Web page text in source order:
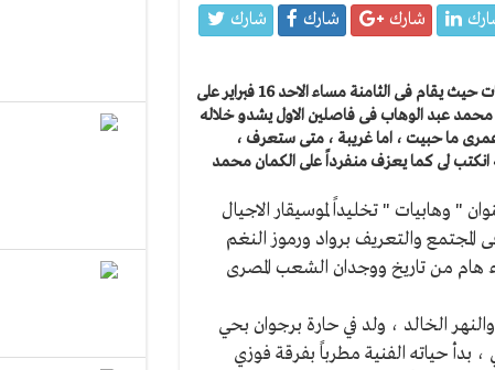
شارك شارك شارك
تواصل الفرقة القومية العربية بقيادة المايسترو سليم سحاب سلسلة حفلات وهابيات حيث يقام فى الثامنة مساء الاحد 16 فبراير على
عبد الوهاب فى فاصلين الاول يشدو خلاله
عمرى ما حبيت ، اما غريبة ، متى ستعرف ،
انكتب لى كما يعزف منفرداً على الكمان محمد
" وهابيات " تخليداً لموسيقار الاجيال
والتعريف برواد ورموز النغم
هام من تاريخ ووجدان الشعب المصرى
الخالد ، ولد في حارة برجوان بحي
حياته الفنية مطرباً بفرقة فوزي